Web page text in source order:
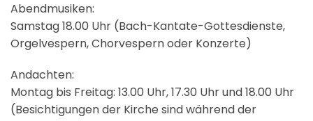
Abendmusiken:
Samstag 18.00 Uhr (Bach-Kantate-Gottesdienste,
Orgelvespern, Chorvespern oder Konzerte)
Andachten:
Montag bis Freitag: 13.00 Uhr, 17.30 Uhr und 18.00 Uhr
(Besichtigungen der Kirche sind während der